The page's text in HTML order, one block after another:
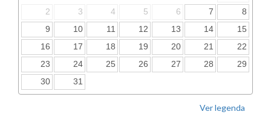
2
3 4 5 6 7
8
9
10 11 12 13 14
15
16
17 18 19 20 21
22
23
24 25 26 27 28
29
30
31
Ver legenda